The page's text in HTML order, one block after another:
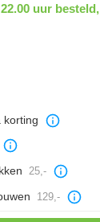
uur besteld,
25,-
129,-